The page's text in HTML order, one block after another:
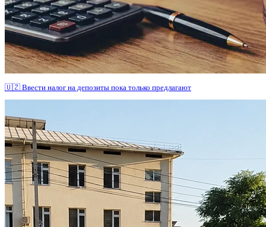
🇺🇿 Ввести налог на депозиты пока только предлагают